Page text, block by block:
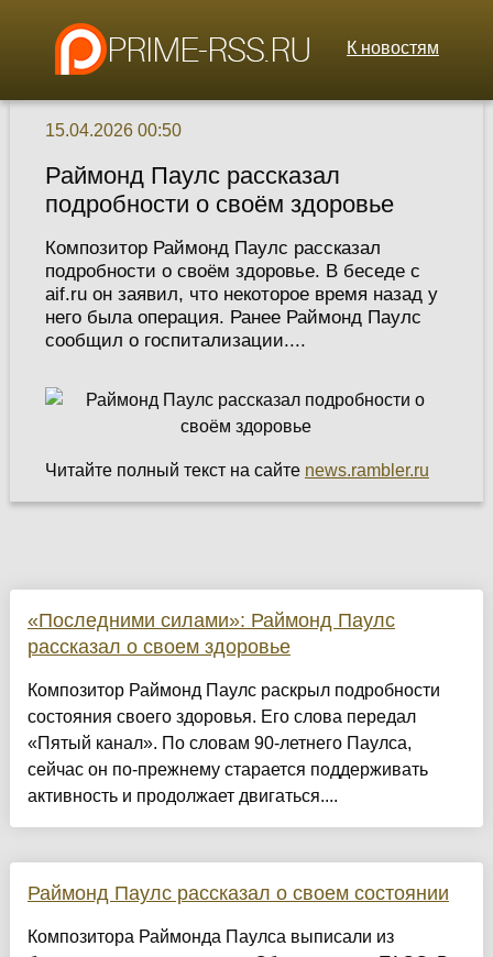
К новостям
15.04.2026 00:50
Раймонд Паулс рассказал
подробности о своём здоровье
Композитор Раймонд Паулс рассказал
подробности о своём здоровье. В беседе с
aif.ru он заявил, что некоторое время назад у
него была операция. Ранее Раймонд Паулс
сообщил о госпитализации....
Читайте полный текст на сайте news.rambler.ru
«Последними силами»: Раймонд Паулс
рассказал о своем здоровье
Композитор Раймонд Паулс раскрыл подробности
состояния своего здоровья. Его слова передал
«Пятый канал». По словам 90-летнего Паулса,
сейчас он по-прежнему старается поддерживать
активность и продолжает двигаться....
Раймонд Паулс рассказал о своем состоянии
Композитора Раймонда Паулса выписали из